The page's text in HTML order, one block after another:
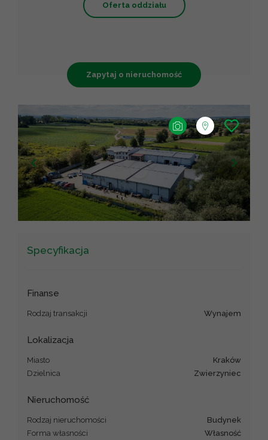
Oferta oddziału
Zapytaj o nieruchomość
+
−
Leaflet |©OpenStreetMap contributors ©CARTO
Specyfikacja
Finanse
Rodzaj transakcji wynajem
Lokalizacja
Miasto
Kraków
Dzielnica
Zwierzyniec
Nieruchomość
Rodzaj nieruchomości
budynek
Forma własności
Własność